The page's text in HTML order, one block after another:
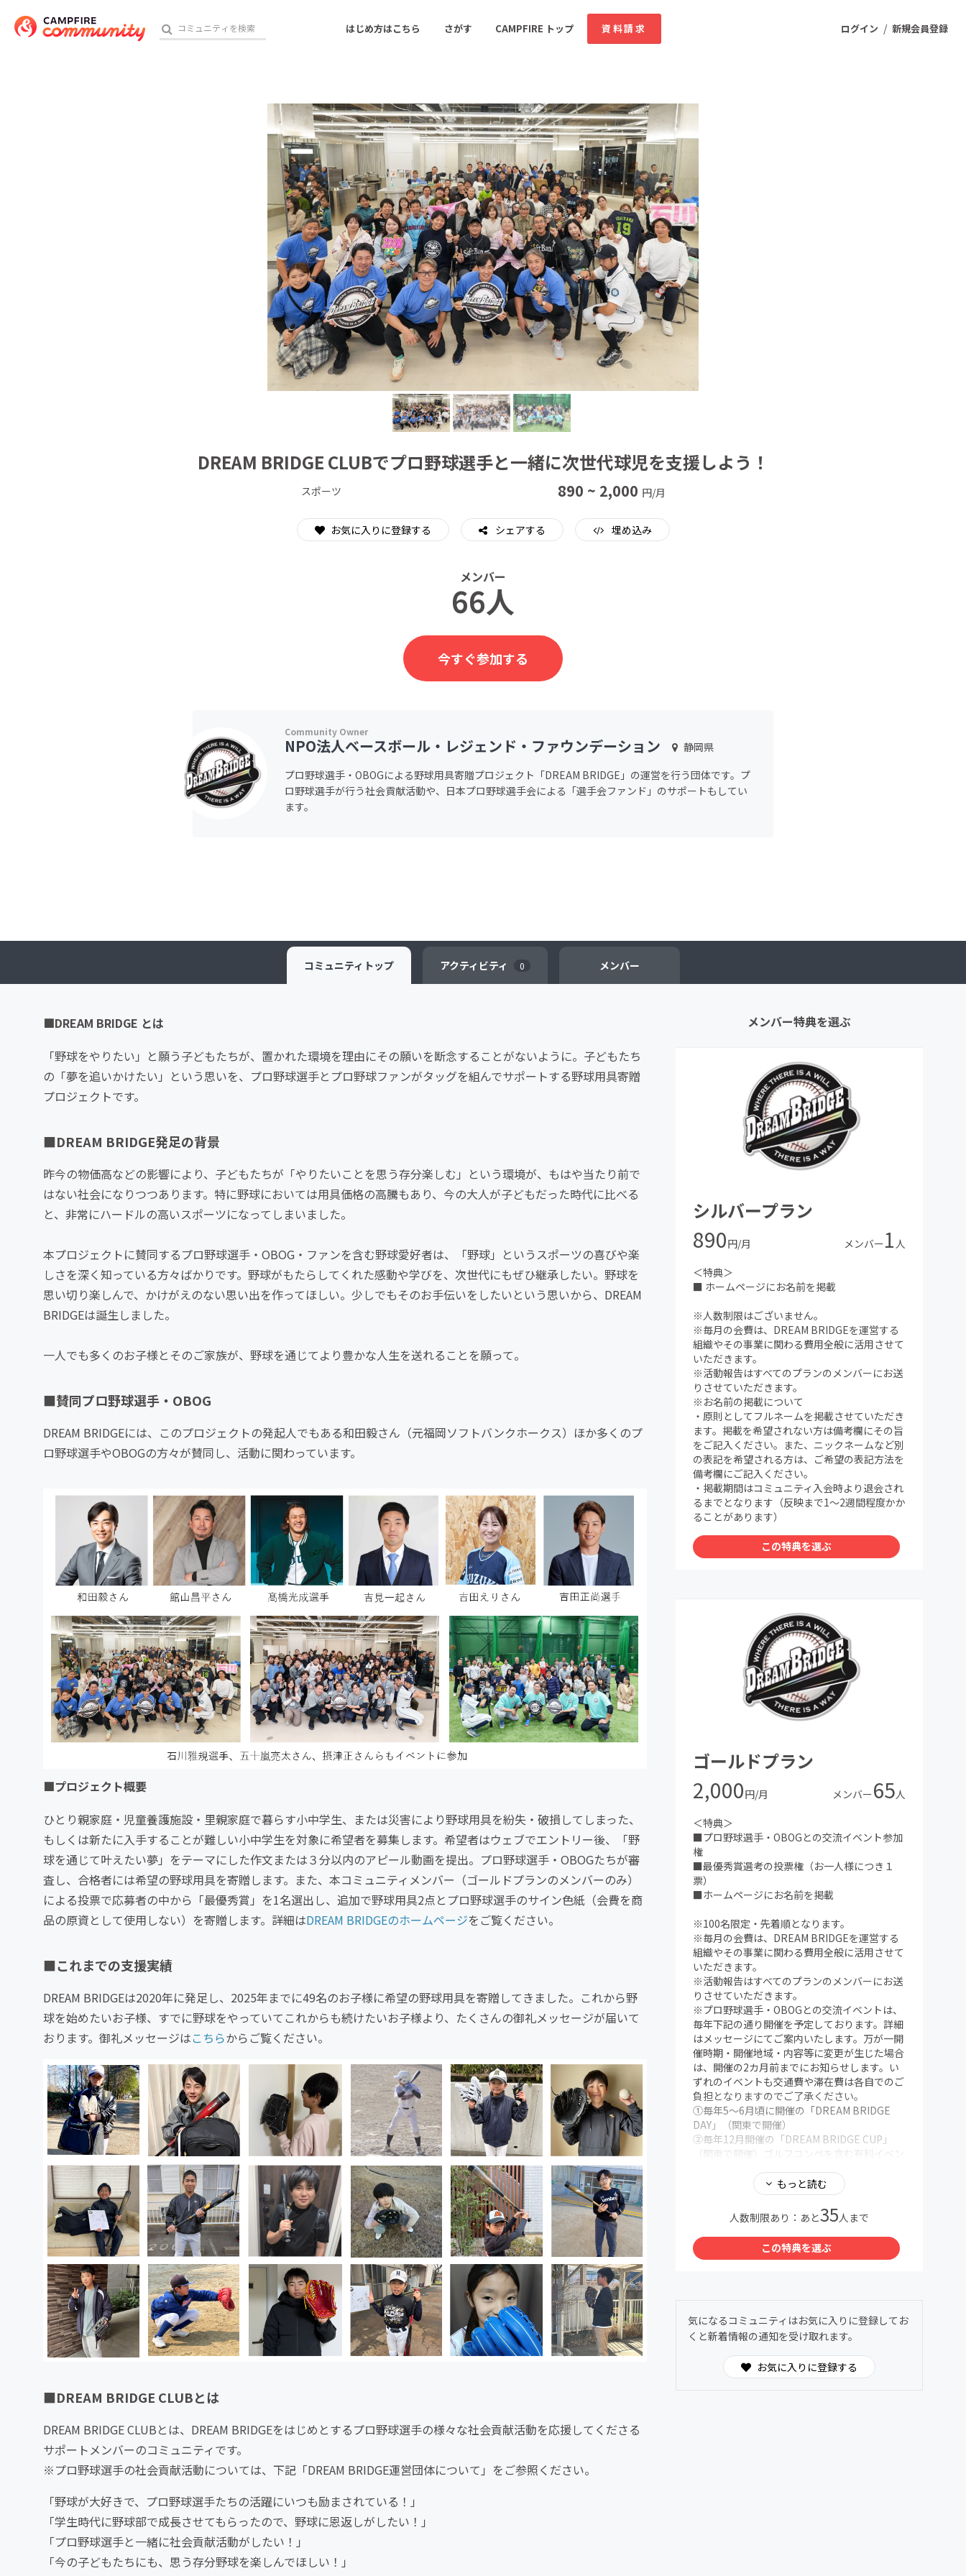
ログイン / 新規会員登録
はじめ方はこちら さがす CAMPFIRE トップ 資料請求
おすすめのコミュニティ 人気のコミュニティ 新着のコミュニティ
音楽 舞台・パフォーマンス
テクノロジー・ガジェット
ゲーム・サービス開発 フード・飲食店
書籍・雑誌出版 アニメ・漫画
ソーシャルグッド ビューティー・ヘルスケア
CAMPFIRE for Social Good CAMPFIRE Creation
DREAM BRIDGE CLUBでプロ野球選手と一緒に次世代球児を支援しよう！
スポーツ 890 ~ 2,000 円/月
お気に入りに登録する シェアする 埋め込み
メンバー
66人
今すぐ参加する
NPO法人ベースボール・レジェンド・ファウンデーション
静岡県
プロ野球選手・OBOGによる野球用具寄贈プロジェクト「DREAM BRIDGE」の運営を行う団体です。プ
ロ野球選手が行う社会貢献活動や、日本プロ野球選手会による「選手会ファンド」のサポートもしてい
ます。
コミュニティ トップ アクティビティ 0 メンバー
■DREAM BRIDGE とは
「野球をやりたい」と願う子どもたちが、置かれた環境を理由にその願いを断念することがないように。子どもたち
の「夢を追いかけたい」という思いを、プロ野球選手とプロ野球ファンがタッグを組んでサポートする野球用具寄贈
プロジェクトです。
■DREAM BRIDGE発足の背景
昨今の物価高などの影響により、子どもたちが「やりたいことを思う存分楽しむ」という環境が、もはや当たり前で
はない社会になりつつあります。特に野球においては用具価格の高騰もあり、今の大人が子どもだった時代に比べる
と、非常にハードルの高いスポーツになってしまいました。
本プロジェクトに賛同するプロ野球選手・OBOG・ファンを含む野球愛好者は、「野球」というスポーツの喜びや楽
しさを深く知っている方々ばかりです。野球がもたらしてくれた感動や学びを、次世代にもぜひ継承したい。野球を
思い切り楽しんで、かけがえのない思い出を作ってほしい。少しでもそのお手伝いをしたいという思いから、DREAM
BRIDGEは誕生しました。
一人でも多くのお子様とそのご家族が、野球を通じてより豊かな人生を送れることを願って。
■賛同プロ野球選手・OBOG
DREAM BRIDGEには、このプロジェクトの発起人でもある和田毅さん（元福岡ソフトバンクホークス）ほか多くのプ
ロ野球選手やOBOGの方々が賛同し、活動に関わっています。
■プロジェクト概要
ひとり親家庭・児童養護施設・里親家庭で暮らす小中学生、または災害により野球用具を紛失・破損してしまった、
もしくは新たに入手することが難しい小中学生を対象に希望者を募集します。希望者はウェブでエントリー後、「野
球を通じて叶えたい夢」をテーマにした作文または３分以内のアピール動画を提出。プロ野球選手・OBOGたちが審
査し、合格者には希望の野球用具を寄贈します。また、本コミュニティメンバー（ゴールドプランのメンバーのみ）
による投票で応募者の中から「最優秀賞」を1名選出し、追加で野球用具2点とプロ野球選手のサイン色紙（会費を商
品の原資として使用しない）を寄贈します。詳細はDREAM BRIDGEのホームページをご覧ください。
■これまでの支援実績
DREAM BRIDGEは2020年に発足し、2025年までに49名のお子様に希望の野球用具を寄贈してきました。これから野
球を始めたいお子様、すでに野球をやっていてこれからも続けたいお子様より、たくさんの御礼メッセージが届いて
おります。御礼メッセージはこちらからご覧ください。
■DREAM BRIDGE CLUBとは
DREAM BRIDGE CLUBとは、DREAM BRIDGEをはじめとするプロ野球選手の様々な社会貢献活動を応援してくださる
サポートメンバーのコミュニティです。
※プロ野球選手の社会貢献活動については、下記「DREAM BRIDGE運営団体について」をご参照ください。
「野球が大好きで、プロ野球選手たちの活躍にいつも励まされている！」
「学生時代に野球部で成長させてもらったので、野球に恩返しがしたい！」
「プロ野球選手と一緒に社会貢献活動がしたい！」
「今の子どもたちにも、思う存分野球を楽しんでほしい！」
メンバー特典を選ぶ
シルバープラン
890円/月 メンバー1 人
＜特典＞
■ ホームページにお名前を掲載
※人数制限はございません。
※毎月の会費は、DREAM BRIDGEを運営する
組織やその事業に関わる費用全般に活用させて
いただきます。
※活動報告はすべてのプランのメンバーにお送
りさせていただきます。
※お名前の掲載について
・原則としてフルネームを掲載させていただき
ます。掲載を希望されない方は備考欄にその旨
をご記入ください。また、ニックネームなど別
の表記を希望される方は、ご希望の表記方法を
備考欄にご記入ください。
・掲載期間はコミュニティ入会時より退会され
るまでとなります（反映まで1～2週間程度かか
ることがあります）
この特典を選ぶ
ゴールドプラン
2,000円/月 メンバー65人
＜特典＞
■プロ野球選手・OBOGとの交流イベント参加
権
■最優秀賞選考の投票権（お一人様につき１
票）
■ホームページにお名前を掲載
※100名限定・先着順となります。
※毎月の会費は、DREAM BRIDGEを運営する
組織やその事業に関わる費用全般に活用させて
いただきます。
※活動報告はすべてのプランのメンバーにお送
りさせていただきます。
※プロ野球選手・OBOGとの交流イベントは、
毎年下記の通り開催を予定しております。詳細
はメッセージにてご案内いたします。万が一開
催時期・開催地域・内容等に変更が生じた場合
は、開催の2カ月前までにお知らせします。い
ずれのイベントも交通費や滞在費は各自でのご
負担となりますのでご了承ください。
①毎年5～6月頃に開催の「DREAM BRIDGE
DAY」（関東で開催）
②毎年12月開催の「DREAM BRIDGE CUP」
（関東で開催）ゴルフコンペを含む有料イベン
※お名前の掲載について
・原則としてフルネームを掲載させていただき
ます。掲載を希望されない方は備考欄にその旨
をご記入ください。また、ニックネームなど別
の表記を希望される方は、ご希望の表記方法を
備考欄にご記入ください。
もっと読む
人数制限あり：あと35人まで
この特典を選ぶ
気になるコミュニティはお気に入りに登録してお
くと新着情報の通知を受け取れます。
お気に入りに登録する